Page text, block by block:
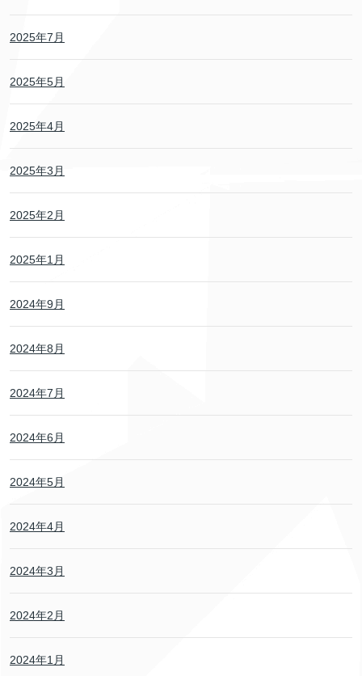
2025年7月
2025年5月
2025年4月
2025年3月
2025年2月
2025年1月
2024年9月
2024年8月
2024年7月
2024年6月
2024年5月
2024年4月
2024年3月
2024年2月
2024年1月